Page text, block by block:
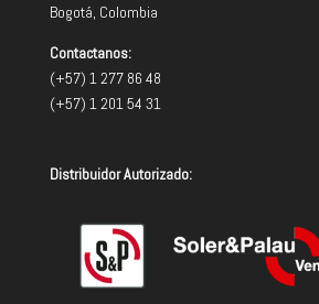
Bogotá, Colombia
Contactanos:
(+57) 1 277 86 48
(+57) 1 201 54 31
Distribuidor Autorizado: